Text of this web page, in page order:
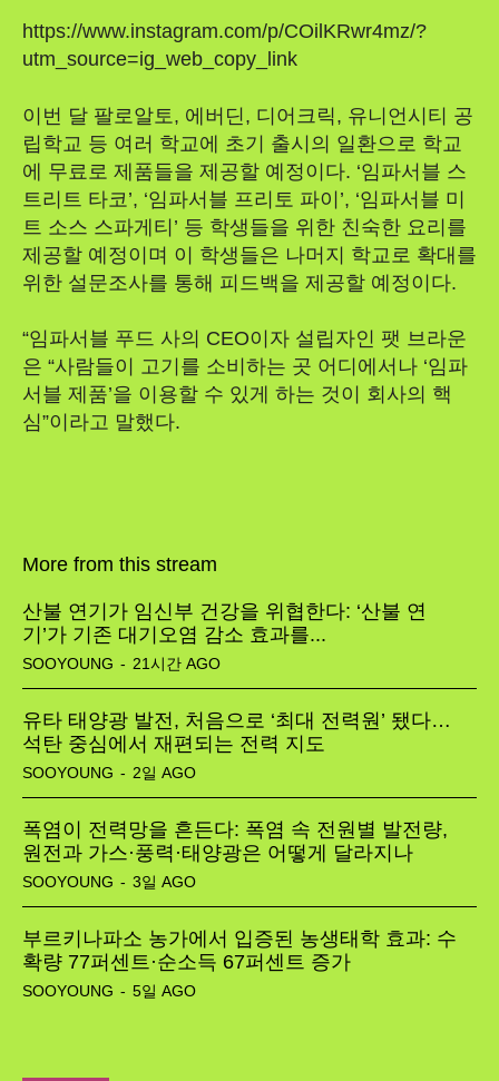
https://www.instagram.com/p/COilKRwr4mz/?
utm_source=ig_web_copy_link
이번 달 팔로알토, 에버딘, 디어크릭, 유니언시티 공
립학교 등 여러 학교에 초기 출시의 일환으로 학교
에 무료로 제품들을 제공할 예정이다. ‘임파서블 스
트리트 타코’, ‘임파서블 프리토 파이’, ‘임파서블 미
트 소스 스파게티’ 등 학생들을 위한 친숙한 요리를
제공할 예정이며 이 학생들은 나머지 학교로 확대를
위한 설문조사를 통해 피드백을 제공할 예정이다.
“임파서블 푸드 사의 CEO이자 설립자인 팻 브라운
은 “사람들이 고기를 소비하는 곳 어디에서나 ‘임파
서블 제품’을 이용할 수 있게 하는 것이 회사의 핵
심”이라고 말했다.
More from this stream
산불 연기가 임신부 건강을 위협한다: ‘산불 연
기’가 기존 대기오염 감소 효과를...
SOOYOUNG - 21시간 AGO
유타 태양광 발전, 처음으로 ‘최대 전력원’ 됐다…
석탄 중심에서 재편되는 전력 지도
SOOYOUNG - 2일 AGO
폭염이 전력망을 흔든다: 폭염 속 전원별 발전량,
원전과 가스·풍력·태양광은 어떻게 달라지나
SOOYOUNG - 3일 AGO
부르키나파소 농가에서 입증된 농생태학 효과: 수
확량 77퍼센트·순소득 67퍼센트 증가
SOOYOUNG - 5일 AGO